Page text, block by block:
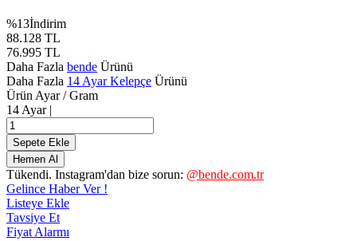
%13İndirim
88.128 TL
76.995 TL
Daha Fazla bende Ürünü
Daha Fazla 14 Ayar Kelepçe Ürünü
Ürün Ayar / Gram
14 Ayar |
Sepete Ekle
Hemen Al
Tükendi. Instagram'dan bize sorun: @bende.com.tr
Gelince Haber Ver !
Listeye Ekle
Tavsiye Et
Fiyat Alarmı